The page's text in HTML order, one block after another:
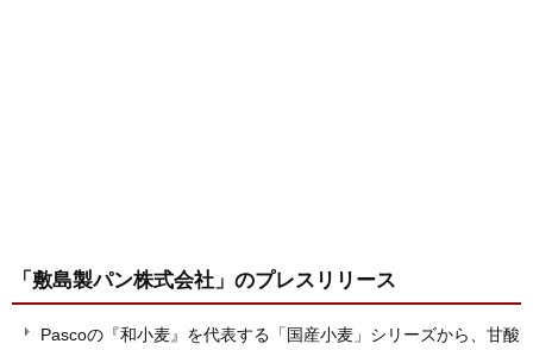
「敷島製パン株式会社」 のプレスリリース
Pascoの『和小麦』を代表する「国産小麦」シリーズから、甘酸